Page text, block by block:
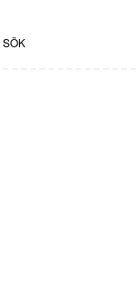
SÖK